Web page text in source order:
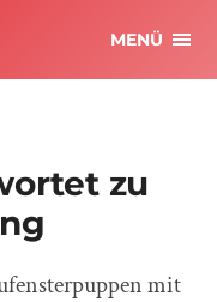
MENÜ
zu
mit